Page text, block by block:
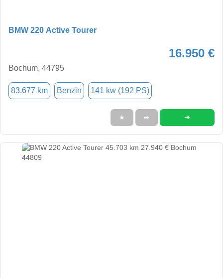
BMW 220 Active Tourer
16.950 €
Bochum, 44795
83.677 km Benzin 141 kw (192 PS)
★ ➦ ➜